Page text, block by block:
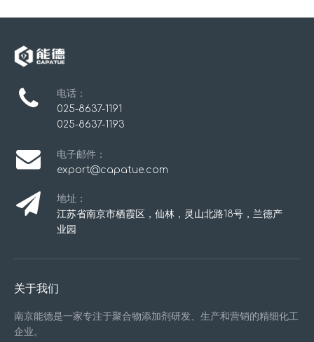
电话：
025-8637-1191
025-8637-1193
电子邮件：
export@capatue.com
地址：
江苏省南京市栖霞区，仙林，灵山北路18号，兰德产
业园
关于我们
南京能德是一家专注于聚合物添加剂研发、生产和营销的精细化工
企业。